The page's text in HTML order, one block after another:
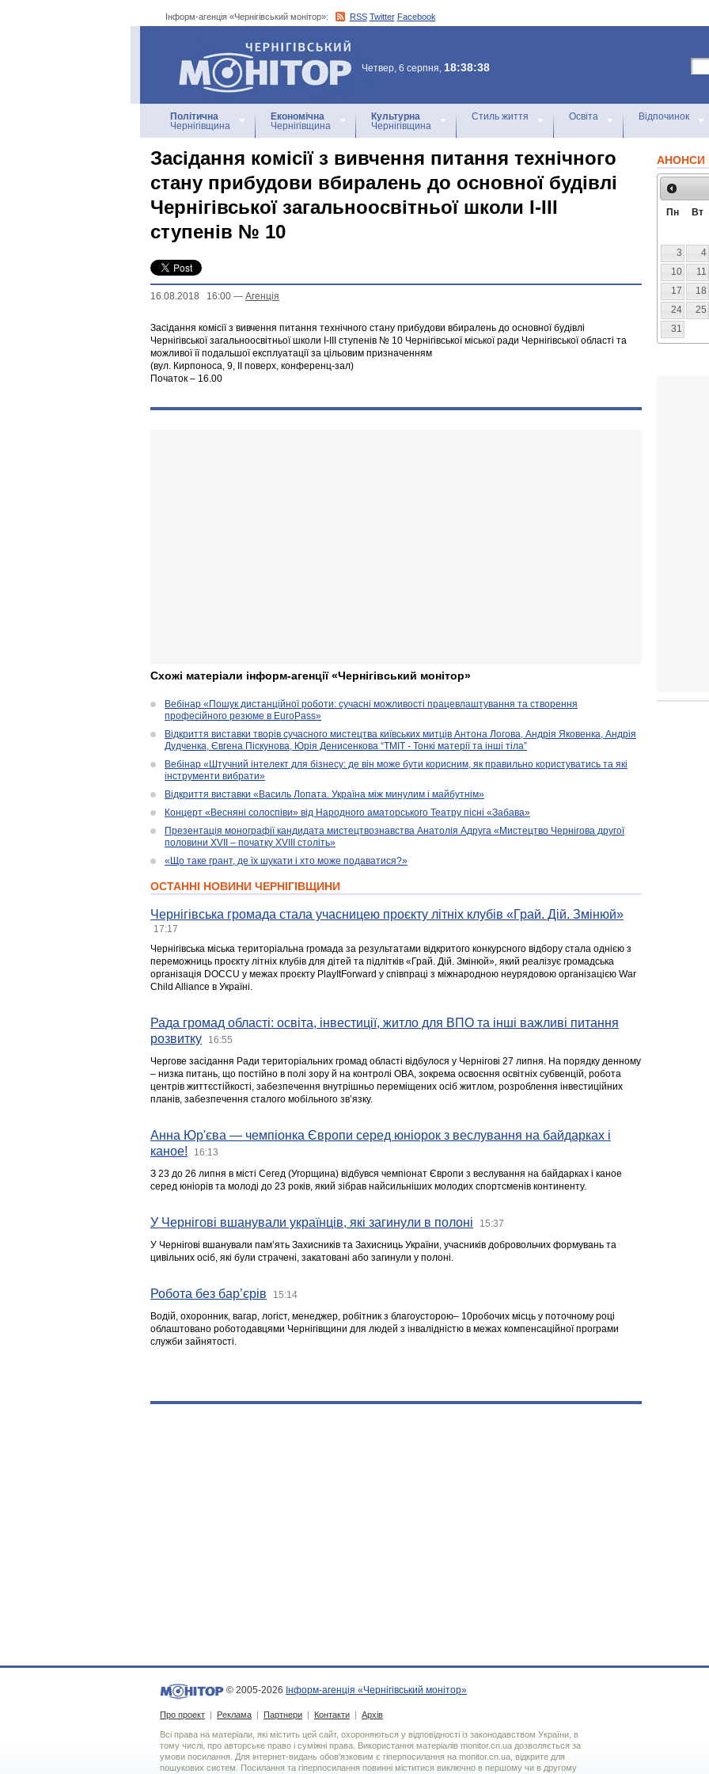
Інформ-агенція «Чернігівський монітор»: RSS Twitter Facebook
Інформ-агенція
«Чернігівський монітор»
Четвер, 6 серпня, 18:38:38
Політична
Чернігівщина
Економічна
Чернігівщина
Культурна
Чернігівщина
Стиль життя Освіта Відпочинок
Засідання комісії з вивчення питання технічного
стану прибудови вбиралень до основної будівлі
Чернігівської загальноосвітньої школи І-ІІІ
ступенів № 10
16.08.2018 16:00 — Агенцiя
Засідання комісії з вивчення питання технічного стану прибудови вбиралень до основної будівлі
Чернігівської загальноосвітньої школи І-ІІІ ступенів № 10 Чернігівської міської ради Чернігівської області та
можливої її подальшої експлуатації за цільовим призначенням
(вул. Кирпоноса, 9, ІІ поверх, конференц-зал)
Початок – 16.00
Схожі матеріали інформ-агенції «Чернігівський монітор»
Вебінар «Пошук дистанційної роботи: сучасні можливості працевлаштування та створення
професійного резюме в EuroPass»
Відкриття виставки творів сучасного мистецтва київських митців Антона Логова, Андрія Яковенка, Андрія
Дудченка, Євгена Піскунова, Юрія Денисенкова “ТМІТ - Тонкі матерії та інші тіла”
Вебінар «Штучний інтелект для бізнесу: де він може бути корисним, як правильно користуватись та які
інструменти вибрати»
Відкриття виставки «Василь Лопата. Україна між минулим і майбутнім»
Концерт «Весняні солоспіви» від Народного аматорського Театру пісні «Забава»
Презентація монографії кандидата мистецтвознавства Анатолія Адруга «Мистецтво Чернігова другої
половини XVII – початку XVIII століть»
«Що таке грант, де їх шукати і хто може подаватися?»
ОСТАННІ НОВИНИ ЧЕРНІГІВЩИНИ
Чернігівська громада стала учасницею проєкту літніх клубів «Грай. Дій. Змінюй»
17:17
Чернігівська міська територіальна громада за результатами відкритого конкурсного відбору стала однією з
переможниць проєкту літніх клубів для дітей та підлітків «Грай. Дій. Змінюй», який реалізує громадська
організація DOCCU у межах проєкту PlayItForward у співпраці з міжнародною неурядовою організацією War
Child Alliance в Україні.
Рада громад області: освіта, інвестиції, житло для ВПО та інші важливі питання
розвитку
16:55
Чергове засідання Ради територіальних громад області відбулося у Чернігові 27 липня. На порядку денному
– низка питань, що постійно в полі зору й на контролі ОВА, зокрема освоєння освітніх субвенцій, робота
центрів життєстійкості, забезпечення внутрішньо переміщених осіб житлом, розроблення інвестиційних
планів, забезпечення сталого мобільного зв’язку.
Анна Юр'єва — чемпіонка Європи серед юніорок з веслування на байдарках і
каное!
16:13
З 23 до 26 липня в місті Сегед (Угорщина) відбувся чемпіонат Європи з веслування на байдарках і каное
серед юніорів та молоді до 23 років, який зібрав найсильніших молодих спортсменів континенту.
У Чернігові вшанували українців, які загинули в полоні 15:37
У Чернігові вшанували пам’ять Захисників та Захисниць України, учасників добровольчих формувань та
цивільних осіб, які були страчені, закатовані або загинули у полоні.
Робота без бар’єрів 15:14
Водій, охоронник, вагар, логіст, менеджер, робітник з благоусторою– 10робочих місць у поточному році
облаштовано роботодавцями Чернігівщини для людей з інвалідністю в межах компенсаційної програми
служби зайнятості.
АНОНСИ
Пн Вт
3
4
10
11
17
18
24
25
31
© 2005-2026 Інформ-агенція «Чернігівський монітор»
Про проект | Реклама | Партнери | Контакти | Архів
Всі права на матеріали, які містить цей сайт, охороняються у відповідності із законодавством України, в
тому числі, про авторське право і суміжні права. Використання матерiалiв monitor.cn.ua дозволяється за
умови посилання. Для iнтернет-видань обов'язковим є гiперпосилання на monitor.cn.ua, відкрите для
пошукових систем. Посилання та гіперпосилання повинні міститися виключно в першому чи в другому